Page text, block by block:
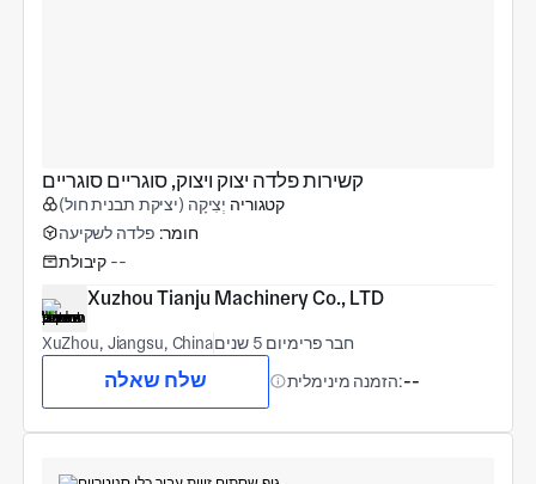
קשירות פלדה יצוק ויצוק, סוגריים סוגריים
קטגוריה יְצִיקָה (יציקת תבנית חול)
חומר: פלדה לשקיעה
קיבולת --
Xuzhou Tianju Machinery Co., LTD
XuZhou, Jiangsu, China חבר פרימיום 5 שנים
שלח שאלה הזמנה מינימלית:--